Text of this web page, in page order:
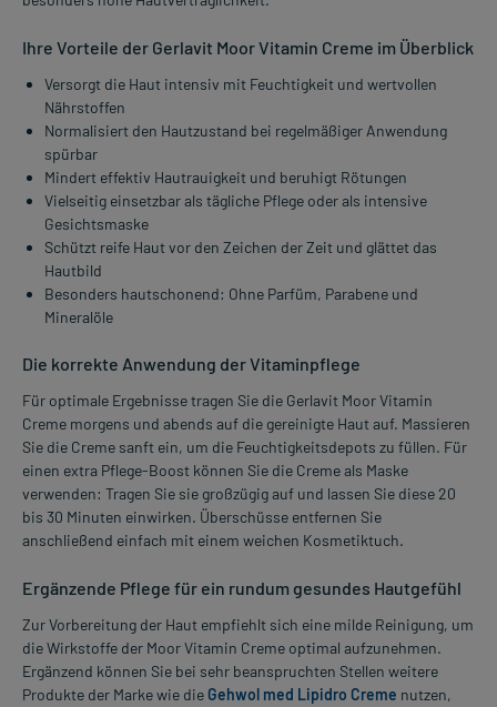
Ihre Vorteile der Gerlavit Moor Vitamin Creme im Überblick
Versorgt die Haut intensiv mit Feuchtigkeit und wertvollen
Nährstoffen
Normalisiert den Hautzustand bei regelmäßiger Anwendung
spürbar
Mindert effektiv Hautrauigkeit und beruhigt Rötungen
Vielseitig einsetzbar als tägliche Pflege oder als intensive
Gesichtsmaske
Schützt reife Haut vor den Zeichen der Zeit und glättet das
Hautbild
Besonders hautschonend: Ohne Parfüm, Parabene und
Mineralöle
Die korrekte Anwendung der Vitaminpflege
Für optimale Ergebnisse tragen Sie die Gerlavit Moor Vitamin
Creme morgens und abends auf die gereinigte Haut auf. Massieren
Sie die Creme sanft ein, um die Feuchtigkeitsdepots zu füllen. Für
einen extra Pflege-Boost können Sie die Creme als Maske
verwenden: Tragen Sie sie großzügig auf und lassen Sie diese 20
bis 30 Minuten einwirken. Überschüsse entfernen Sie
anschließend einfach mit einem weichen Kosmetiktuch.
Ergänzende Pflege für ein rundum gesundes Hautgefühl
Zur Vorbereitung der Haut empfiehlt sich eine milde Reinigung, um
die Wirkstoffe der Moor Vitamin Creme optimal aufzunehmen.
Ergänzend können Sie bei sehr beanspruchten Stellen weitere
Produkte der Marke wie dieGehwol med Lipidro Creme nutzen,